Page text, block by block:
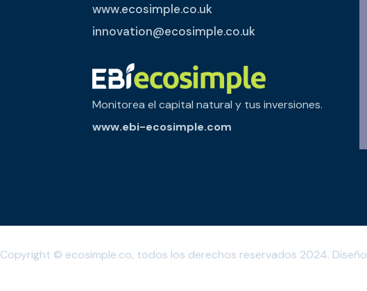
www.ecosimple.co.uk
innovation@ecosimple.co.uk
Monitorea el capital natural y tus inversiones.
www.ebi-ecosimple.com
Copyright © ecosimple.co, todos los derechos reservados 2024. Diseño